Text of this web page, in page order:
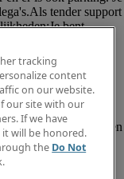
tracking
content
on our website.
our site with our
If we have
will be honored.
the Do Not